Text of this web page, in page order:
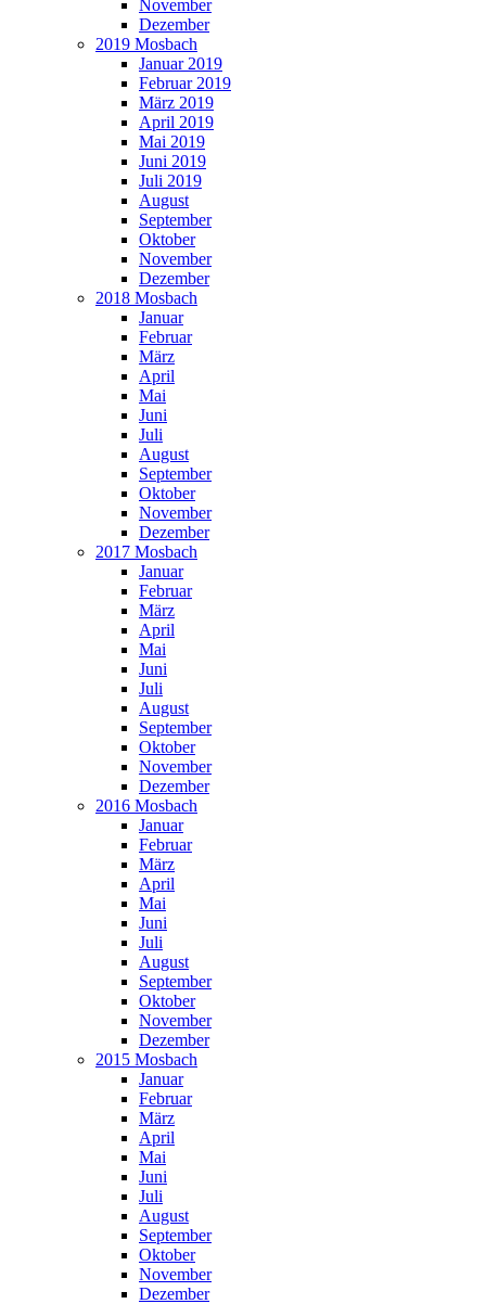
November
Dezember
2019 Mosbach
Januar 2019
Februar 2019
März 2019
April 2019
Mai 2019
Juni 2019
Juli 2019
August
September
Oktober
November
Dezember
2018 Mosbach
Januar
Februar
März
April
Mai
Juni
Juli
August
September
Oktober
November
Dezember
2017 Mosbach
Januar
Februar
März
April
Mai
Juni
Juli
August
September
Oktober
November
Dezember
2016 Mosbach
Januar
Februar
März
April
Mai
Juni
Juli
August
September
Oktober
November
Dezember
2015 Mosbach
Januar
Februar
März
April
Mai
Juni
Juli
August
September
Oktober
November
Dezember